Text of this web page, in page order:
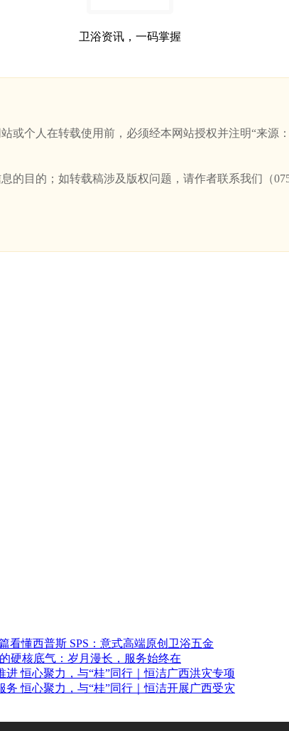
卫浴资讯，一码掌握
或个人在转载使用前，必须经本网站授权并注明“来源
的目的；如转载稿涉及版权问题，请作者联系我们（
看懂西普斯 SPS：意式高端原创卫浴五金
硬核底气：岁月漫长，服务始终在
恒心聚力，与“桂”同行｜恒洁广西洪灾专项
恒心聚力，与“桂”同行｜恒洁开展广西受灾